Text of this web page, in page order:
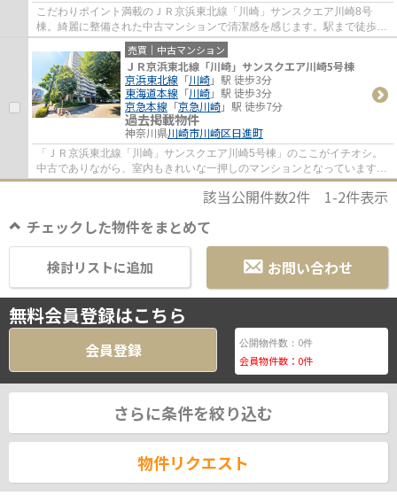
こだわりポイント満載のＪＲ京浜東北線「川崎」サンスクエア川崎8号
棟。綺麗に整備された中古マンションで清潔感を感じます。駅まで徒歩5
分なので、移動時間を短縮できます。御身体の...
売買｜中古マンション
ＪＲ京浜東北線「川崎」サンスクエア川崎5号棟
京浜東北線 「川崎」駅 徒歩3分
東海道本線 「川崎」駅 徒歩3分
京急本線 「京急川崎」駅 徒歩7分
過去掲載物件
神奈川県川崎市川崎区日進町
「ＪＲ京浜東北線「川崎」サンスクエア川崎5号棟」のここがイチオシ。
中古でありながら、室内もきれいな一押しのマンションとなっています。
多くの方にとって便利で欠かせない条件でも...
該当公開件数2件 1-2件表示
チェックした物件をまとめて
お問い合わせ
検討リストに追加
無料会員登録はこちら
会員登録 公開物件数： 0件
会員物件数： 0件
さらに条件を絞り込む
物件リクエスト